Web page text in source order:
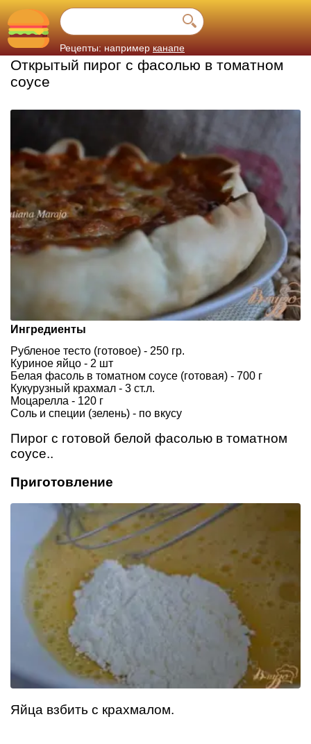
Рецепты: например канапе
Открытый пирог с фасолью в томатном
соусе
Ингредиенты
Рубленое тесто (готовое) - 250 гр.
Куриное яйцо - 2 шт
Белая фасоль в томатном соусе (готовая) - 700 г
Кукурузный крахмал - 3 ст.л.
Моцарелла - 120 г
Соль и специи (зелень) - по вкусу
Пирог с готовой белой фасолью в томатном
соусе..
Приготовление
Яйца взбить с крахмалом.